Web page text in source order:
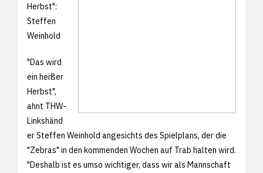
Herbst":
Steffen
Weinhold
"Das wird
ein heißer
Herbst",
ahnt THW-
Linkshänd
er Steffen Weinhold angesichts des Spielplans, der die
"Zebras" in den kommenden Wochen auf Trab halten wird.
"Deshalb ist es umso wichtiger, dass wir als Mannschaft